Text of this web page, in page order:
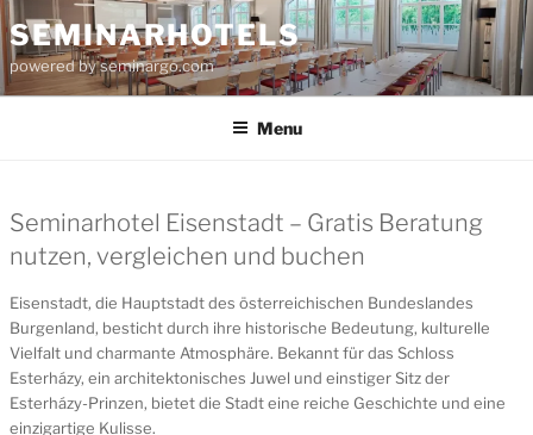
Skip
to
content
SEMINARHOTELS
powered by seminargo.com
Menu
Seminarhotel Eisenstadt – Gratis Beratung
nutzen, vergleichen und buchen
Eisenstadt, die Hauptstadt des österreichischen Bundeslandes
Burgenland, besticht durch ihre historische Bedeutung, kulturelle
Vielfalt und charmante Atmosphäre. Bekannt für das Schloss
Esterházy, ein architektonisches Juwel und einstiger Sitz der
Esterházy-Prinzen, bietet die Stadt eine reiche Geschichte und eine
einzigartige Kulisse.